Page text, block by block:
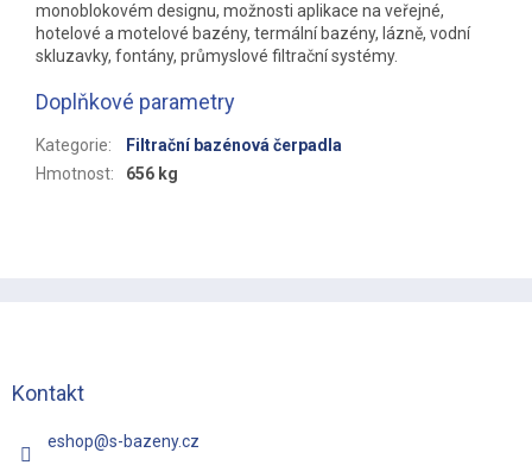
monoblokovém designu, možnosti aplikace na veřejné,
hotelové a motelové bazény, termální bazény, lázně, vodní
skluzavky, fontány, průmyslové filtrační systémy.
Doplňkové parametry
Kategorie:
Filtrační bazénová čerpadla
Hmotnost: 656 kg
Kontakt
eshop@s-bazeny.cz